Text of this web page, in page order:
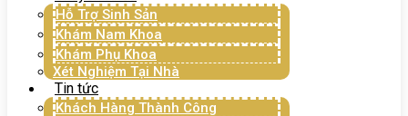
Hỗ Trợ Sinh Sản
Khám Nam Khoa
Khám Phụ Khoa
Xét Nghiệm Tại Nhà
Tin tức
Khách Hàng Thành Công